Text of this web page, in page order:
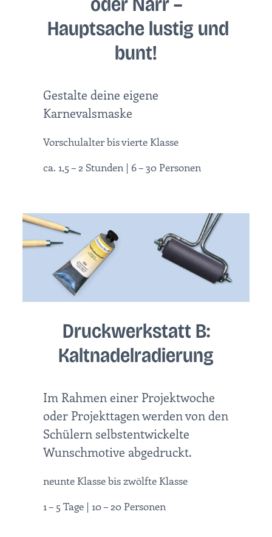
Hauptsache lustig und
bunt!
Gestalte deine eigene
Karnevalsmaske
Vorschulalter bis vierte Klasse
ca. 1,5 – 2 Stunden | 6 – 30 Personen
Druckwerkstatt B:
Kaltnadelradierung
Im Rahmen einer Projektwoche
oder Projekttagen werden von den
Schülern selbstentwickelte
Wunschmotive abgedruckt.
neunte Klasse bis zwölfte Klasse
1 – 5 Tage | 10 – 20 Personen